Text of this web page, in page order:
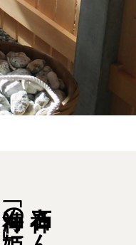
石神さん御神歌
「海神の姫」